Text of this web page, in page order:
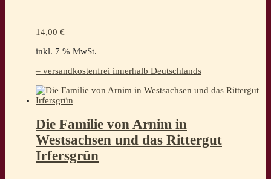
14,00 €
inkl. 7 % MwSt.
– versandkostenfrei innerhalb Deutschlands
Die Familie von Arnim in
Westsachsen und das Rittergut
Irfersgrün